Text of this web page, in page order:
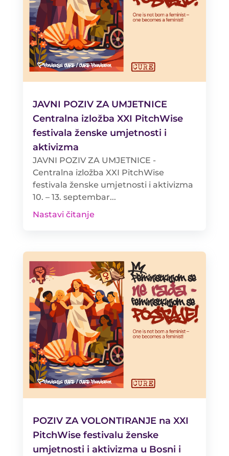
JAVNI POZIV ZA UMJETNICE
Centralna izložba XXI PitchWise
festivala ženske umjetnosti i
aktivizma
JAVNI POZIV ZA UMJETNICE -
Centralna izložba XXI PitchWise
festivala ženske umjetnosti i aktivizma
10. – 13. septembar...
Nastavi čitanje
POZIV ZA VOLONTIRANJE na XXI
PitchWise festivalu ženske
umjetnosti i aktivizma u Bosni i